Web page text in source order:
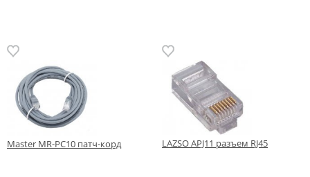
Master MR-PC10 патч-корд LAZSO APJ11 разъем RJ45